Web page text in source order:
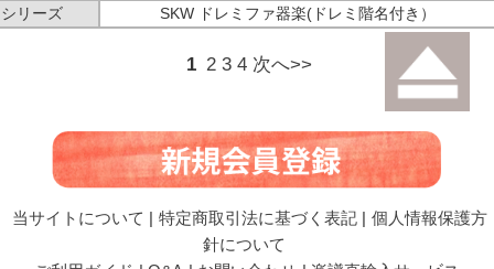
シリーズ
SKW ドレミファ器楽(ドレミ階名付き）
1 2 3 4 次へ>>
当サイトについて | 特定商取引法に基づく表記 | 個人情報保護方
針について